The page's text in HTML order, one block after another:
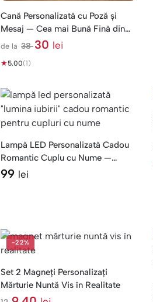
Cană Personalizată cu Poză și
Mesaj — Cea mai Bună Fină din
Lume
de la 3830 lei
★5.00(1)
Lampă LED Personalizată Cadou
Romantic Cuplu cu Nume —
LOVE
99 lei
-22%
Set 2 Magneți Personalizați
Mărturie Nuntă Vis în Realitate